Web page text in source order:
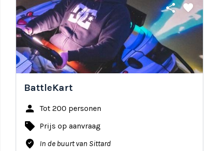
share favorite
BattleKart
person Tot 200 personen
local_offer Prijs op aanvraag
where_to_vote In de buurt van Sittard